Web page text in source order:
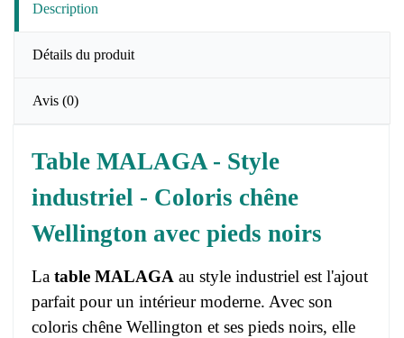
Description
Détails du produit
Avis (0)
Table MALAGA - Style
industriel - Coloris chêne
Wellington avec pieds noirs
La table MALAGA au style industriel est l'ajout
parfait pour un intérieur moderne. Avec son
coloris chêne Wellington et ses pieds noirs, elle